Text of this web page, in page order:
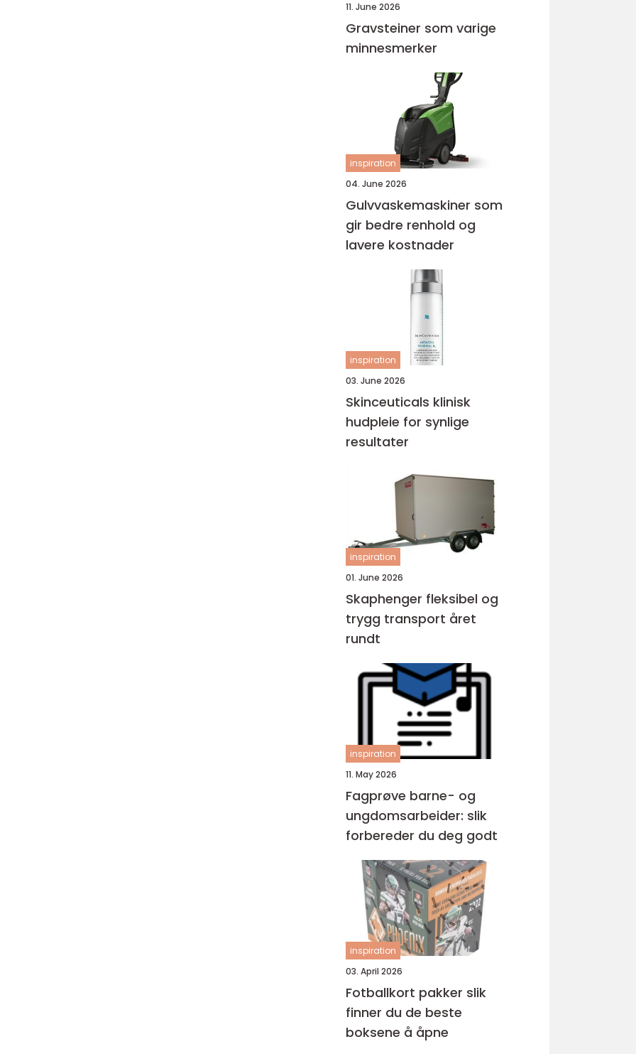
11. June 2026
Gravsteiner som varige
minnesmerker
inspiration
04. June 2026
Gulvvaskemaskiner som
gir bedre renhold og
lavere kostnader
inspiration
03. June 2026
Skinceuticals klinisk
hudpleie for synlige
resultater
inspiration
01. June 2026
Skaphenger fleksibel og
trygg transport året
rundt
inspiration
11. May 2026
Fagprøve barne- og
ungdomsarbeider: slik
forbereder du deg godt
inspiration
03. April 2026
Fotballkort pakker slik
finner du de beste
boksene å åpne